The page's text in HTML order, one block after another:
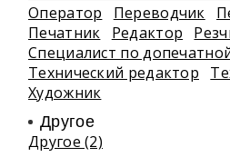
Оператор
Переводчик
Печатник
Редактор
Специалист по
Технический редактор
Художник
Другое
Другое (2)